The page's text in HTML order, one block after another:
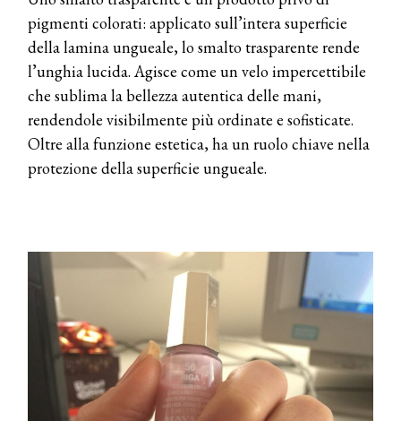
pigmenti colorati: applicato sull’intera superficie
della lamina ungueale, lo smalto trasparente rende
l’unghia lucida. Agisce come un velo impercettibile
che sublima la bellezza autentica delle mani,
rendendole visibilmente più ordinate e sofisticate.
Oltre alla funzione estetica, ha un ruolo chiave nella
protezione della superficie ungueale.